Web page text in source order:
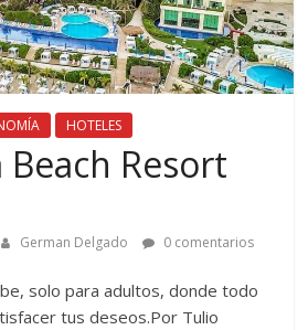
HOTELES
Beach Resort
German Delgado 0 comentarios
solo para adultos, donde todo
tus deseos.Por Tulio